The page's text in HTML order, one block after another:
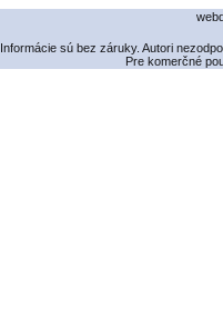
Informácie sú bez záruky. Autori
Pre komerčné